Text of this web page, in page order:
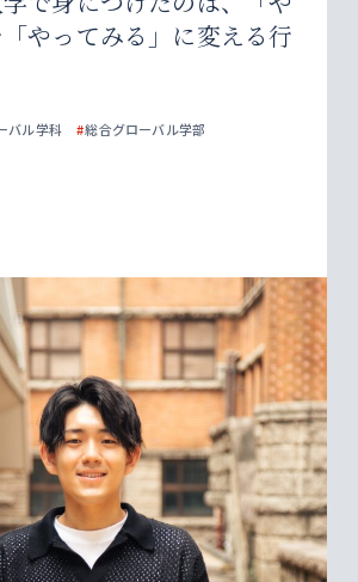
やってみる」に変える行
バル学科 #総合グローバル学部